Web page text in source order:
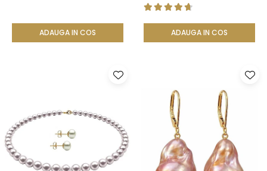
ADAUGA IN COS ADAUGA IN COS